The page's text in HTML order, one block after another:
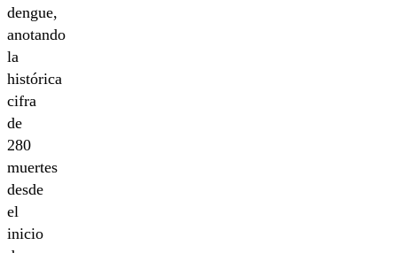
dengue,
anotando
la
histórica
cifra
de
280
muertes
desde
el
inicio